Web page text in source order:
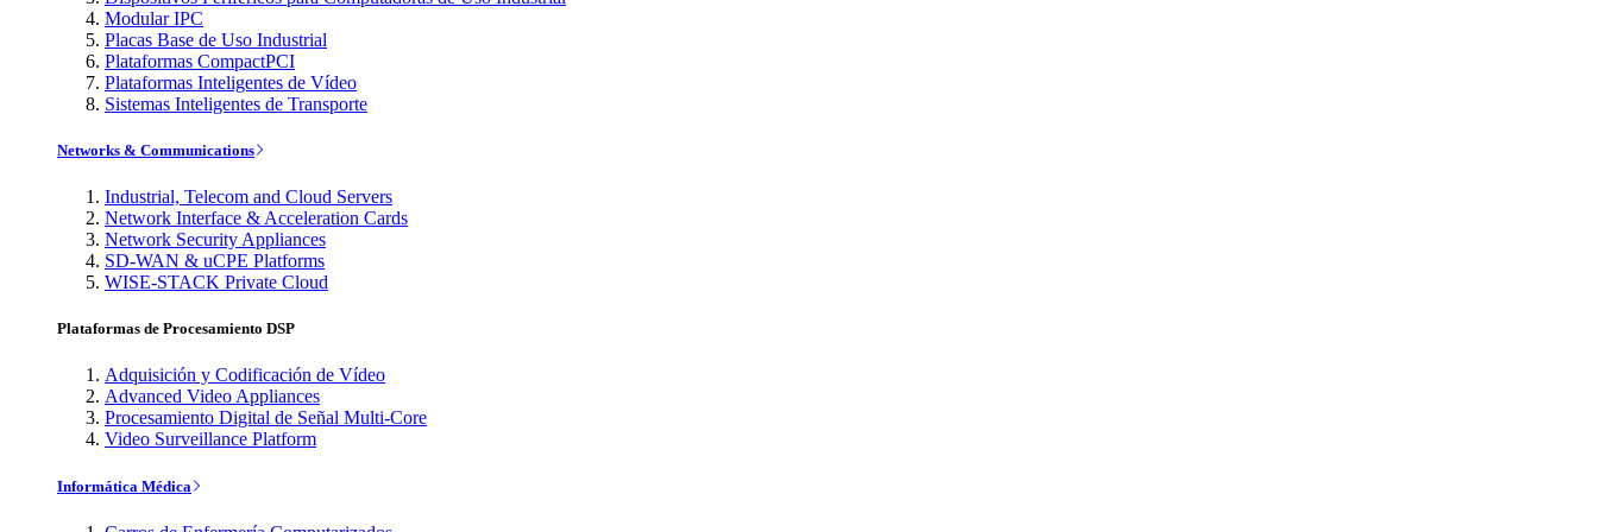
Modular IPC
Placas Base de Uso Industrial
Plataformas CompactPCI
Plataformas Inteligentes de Vídeo
Sistemas Inteligentes de Transporte
Networks & Communications
Industrial, Telecom and Cloud Servers
Network Interface & Acceleration Cards
Network Security Appliances
SD-WAN & uCPE Platforms
WISE-STACK Private Cloud
Plataformas de Procesamiento DSP
Adquisición y Codificación de Vídeo
Advanced Video Appliances
Procesamiento Digital de Señal Multi-Core
Video Surveillance Platform
Informática Médica